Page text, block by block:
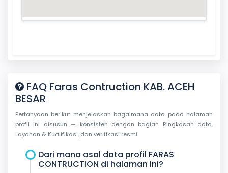
FAQ Faras Contruction KAB. ACEH
BESAR
Pertanyaan berikut menjelaskan bagaimana data pada halaman
profil ini disusun — konsisten dengan bagian Ringkasan data,
Layanan & Kualifikasi, dan verifikasi resmi.
Dari mana asal data profil FARAS
CONTRUCTION di halaman ini?